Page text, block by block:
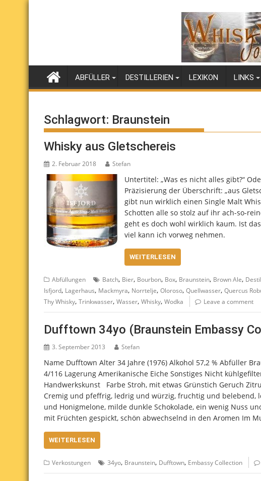
Skip
ABFÜLLER DESTILLERIEN LEXIKON LINKS
Schlagwort: Braunstein
Whisky aus Gletschereis
2. Februar 2018 Stefan
Untertitel: „Was es nicht alles gibt?“
Präzisierung der Überschrift: „aus
gibt nun wirklich einen Single Malt
Schotten alle so stolz auf ihr ach-so-
geht es doch wohl wirklich kaum. Ist
viel kann ich vorweg nehmen.
WEITERLESEN
Abfüllungen Batch, Bier, Bourbon, Box, Braunstein, Brown Ale,
Isfjord, Lagerhaus, Mackmyra, Norrtelje, Oloroso, Quellwasser, Quercus
Thy Whisky, Trinkwasser, Wasser, Whisky, Wodka Leave a comment
Dufftown 34yo (Braunstein Embassy
3. September 2013 Stefan
Name Dufftown Alter 34 Jahre (1976) Alkohol 57,2 % Abfüller
4/116 Lagerung Amerikanische Eiche Sonstiges Nicht
Handwerkskunst Farbe Stroh, mit etwas Grünstich Geruch
Cremig und pfeffrig, ledrig und würzig, fruchtig und belebend,
und Honigmelone, milde dunkle Schokolade, ein wenig Nuss
mit Früchten gespickt, schön abwechselnd in den Aromen Im
WEITERLESEN
Verkostungen 34yo, Braunstein, Dufftown, Embassy Collection